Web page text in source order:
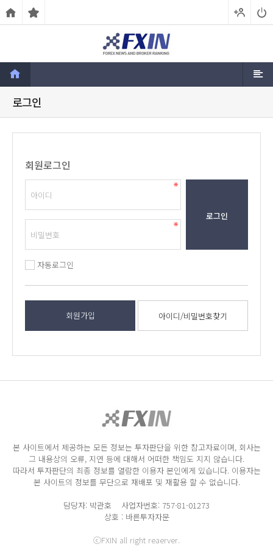
로그인
회원로그인
로그인
자동로그인
회원가입 아이디/비밀번호찾기
본 사이트에서 제공하는 모든 정보는 투자판단을 위한 참고자료이며, 회사는
그 내용상의 오류, 지연 등에 대해서 어떠한 책임도 지지 않습니다.
따라서 투자판단의 최종 정보를 열람한 이용자 본인에게 있습니다. 이용자는
본 사이트의 정보를 무단으로 재배포 및 재활용 할 수 없습니다.
담당자: 박관호 사업자번호: 757-81-01273
상호 : 바른투자자문
ⓒFXIN all right reaerver.